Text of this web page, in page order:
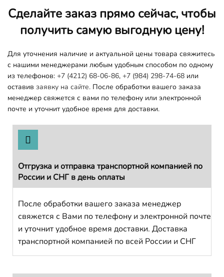
Сделайте заказ прямо сейчас, чтобы
получить самую выгодную цену!
Для уточнения наличие и актуальной цены товара свяжитесь
с нашими менеджерами любым удобным способом по одному
из телефонов: +7 (4212) 68-06-86, +7 (984) 298-74-68 или
оставив заявку на сайте. После обработки вашего заказа
менеджер свяжется с вами по телефону или электронной
почте и уточнит удобное время для доставки.
Отгрузка и отправка транспортной компанией по
России и СНГ в день оплаты
После обработки вашего заказа менеджер
свяжется с Вами по телефону и электронной почте
и уточнит удобное время доставки. Доставка
транспортной компанией по всей России и СНГ